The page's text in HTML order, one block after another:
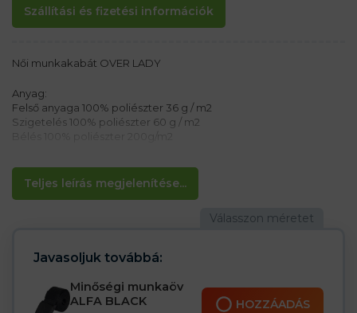
Szállítási és fizetési információk
Teljes leírás megjelenítése...
Női munkakabát OVER LADY
Anyag:
Felső anyaga 100% poliészter 36 g / m2
Szigetelés 100% poliészter 60 g / m2
Jellemzők:
– Cipzáros záródás
– Kapucni
Javasoljuk továbbá:
Minőségi munkaöv
ALFA BLACK
HOZZÁADÁS